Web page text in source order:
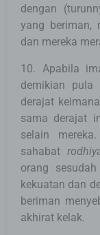
dengan
yang beriman,
dan mereka
10. Apabila
demikian pula
derajat
sama derajat
selain
sahabat
orang
kekuatan dan
beriman
akhirat kelak.